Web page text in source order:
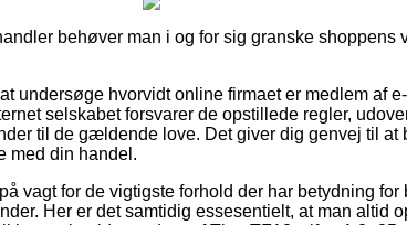
behøver man i og for sig granske shoppens
undersøge hvorvidt online firmaet er medlem af
selskabet forsvarer de opstillede regler,
til de gældende love. Det giver dig genvej til at
med din handel.
vagt for de vigtigste forhold der har betydning for
Her er det samtidig essesentielt, at man altid